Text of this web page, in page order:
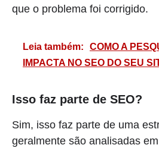
que o problema foi corrigido.
Leia também:
COMO A
IMPACTA NO SEO DO SEU
Isso faz parte de SEO?
Sim, isso faz parte de uma
geralmente são analisadas